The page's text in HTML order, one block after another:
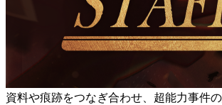
資料や痕跡をつなぎ合わせ、超能力事件